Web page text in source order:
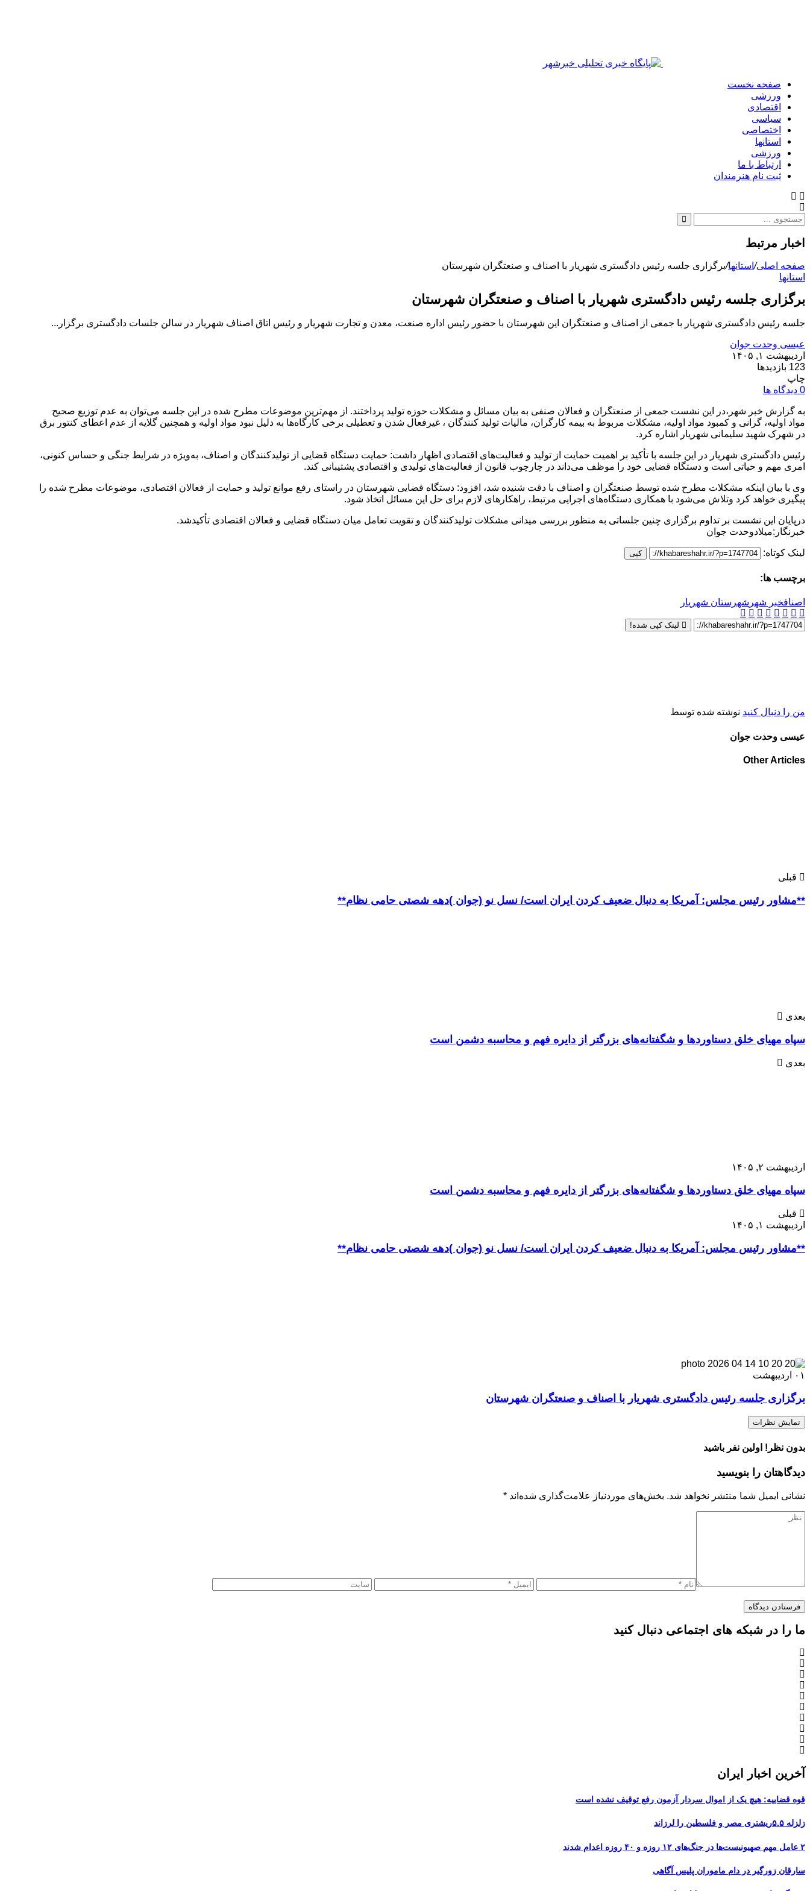
صفحه نخست
ورزشی
اقتصادی
سیاسی
اختصاصی
استانها
ورزشی
ارتباط با ما
ثبت نام هنرمندان
اخبار مرتبط
صفحه اصلی/استانها/برگزاری جلسه رئیس دادگستری شهریار با اصناف و صنعتگران شهرستان
استانها
برگزاری جلسه رئیس دادگستری شهریار با اصناف و صنعتگران شهرستان
جلسه رئیس دادگستری شهریار با جمعی از اصناف و صنعتگران این شهرستان با حضور رئیس اداره صنعت، معدن و تجارت شهریار و رئیس اتاق اصناف شهریار در سالن جلسات دادگستری برگزار...
عیسی وحدت جوان
اردیبهشت ۱, ۱۴۰۵
123 بازدیدها
چاپ
0 دیدگاه ها
به گزارش خبر شهر،در این نشست جمعی از صنعتگران و فعالان صنفی به بیان مسائل و مشکلات حوزه تولید پرداختند. از مهم‌ترین موضوعات مطرح شده در این جلسه می‌توان به عدم توزیع صحیح
مواد اولیه، گرانی و کمبود مواد اولیه، مشکلات مربوط به بیمه کارگران، مالیات تولید کنندگان ، غیرفعال شدن و تعطیلی برخی کارگاه‌ها به دلیل نبود مواد اولیه و همچنین گلایه از عدم اعطای کنتور برق
در شهرک شهید سلیمانی شهریار اشاره کرد.
رئیس دادگستری شهریار در این جلسه با تأکید بر اهمیت حمایت از تولید و فعالیت‌های اقتصادی اظهار داشت: حمایت دستگاه قضایی از تولیدکنندگان و اصناف، به‌ویژه در شرایط جنگی و حساس کنونی،
امری مهم و حیاتی است و دستگاه قضایی خود را موظف می‌داند در چارچوب قانون از فعالیت‌های تولیدی و اقتصادی پشتیبانی کند.
وی با بیان اینکه مشکلات مطرح شده توسط صنعتگران و اصناف با دقت شنیده شد، افزود: دستگاه قضایی شهرستان در راستای رفع موانع تولید و حمایت از فعالان اقتصادی، موضوعات مطرح شده را
پیگیری خواهد کرد وتلاش می‌شود با همکاری دستگاه‌های اجرایی مرتبط، راهکارهای لازم برای حل این مسائل اتخاذ شود.
درپایان این نشست بر تداوم برگزاری چنین جلساتی به منظور بررسی میدانی مشکلات تولیدکنندگان و تقویت تعامل میان دستگاه قضایی و فعالان اقتصادی تأکیدشد.
خبرنگار:میلادوحدت جوان
لینک کوتاه: کپی
برچسب ها:
اصنافخبر شهر شهرستان شهریار
لینک کپی شده!
من را دنبال کنید نوشته شده توسط
عیسی وحدت جوان
Other Articles
قبلی
‪‪‪‪‪‪‪‪‪‪‪‪‪‪‪‪‪‪**مشاور رئیس مجلس: آمریکا به دنبال ضعیف کردن ایران است/ نسل نو (جوان )دهه شصتی حامی نظام**
بعدی
سپاه مهیای خلق دستاوردها و شگفتانه‌های بزرگتر از دایره فهم و محاسبه دشمن است
بعدی
اردیبهشت ۲, ۱۴۰۵
سپاه مهیای خلق دستاوردها و شگفتانه‌های بزرگتر از دایره فهم و محاسبه دشمن است
قبلی
اردیبهشت ۱, ۱۴۰۵
‪‪‪‪‪‪‪‪‪‪‪‪‪‪‪‪‪‪**مشاور رئیس مجلس: آمریکا به دنبال ضعیف کردن ایران است/ نسل نو (جوان )دهه شصتی حامی نظام**
۰۱ اردیبهشت
برگزاری جلسه رئیس دادگستری شهریار با اصناف و صنعتگران شهرستان
نمایش نظرات
بدون نظر! اولین نفر باشید
دیدگاهتان را بنویسید
نشانی ایمیل شما منتشر نخواهد شد. بخش‌های موردنیاز علامت‌گذاری شده‌اند *
ما را در شبکه های اجتماعی دنبال کنید
آخرین اخبار ایران
قوه قضاییه: هیچ یک از اموال سردار آزمون رفع توقیف نشده است
زلزله ۵.۵ریشتری مصر و فلسطین را لرزاند
۲ عامل مهم صهیونیست‌ها در جنگ‌های ۱۲ روزه و ۴۰ روزه اعدام شدند
سارقان زورگیر در دام ماموران پلیس آگاهی